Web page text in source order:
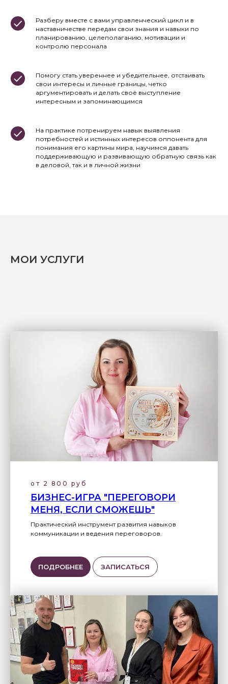
Разберу вместе с вами управленческий цикл и в
наставничестве передам свои знания и навыки по
планированию, целеполаганию, мотивации и
контролю персонала
Помогу стать увереннее и убедительнее, отстаивать
свои интересы и личные границы, четко
аргументировать и делать своё выступление
интересным и запоминающимся
На практике потренируем навык выявления
потребностей и истинных интересов оппонента для
понимания его картины мира, научимся давать
поддерживающую и развивающую обратную связь как
в деловой, так и в личной жизни
МОИ УСЛУГИ
от 2 800 руб
БИЗНЕС-ИГРА "ПЕРЕГОВОРИ
МЕНЯ, ЕСЛИ СМОЖЕШЬ"
Практический инструмент развития навыков
коммуникации и ведения переговоров.
ПОДРОБНЕЕ ЗАПИСАТЬСЯ